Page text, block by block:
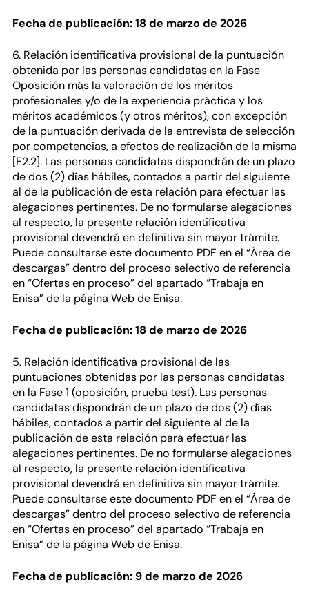
Fecha de publicación: 18 de marzo de 2026
6. Relación identificativa provisional de la puntuación
obtenida por las personas candidatas en la Fase
Oposición más la valoración de los méritos
profesionales y/o de la experiencia práctica y los
méritos académicos (y otros méritos), con excepción
de la puntuación derivada de la entrevista de selección
por competencias, a efectos de realización de la misma
[F2.2]. Las personas candidatas dispondrán de un plazo
de dos (2) días hábiles, contados a partir del siguiente
al de la publicación de esta relación para efectuar las
alegaciones pertinentes. De no formularse alegaciones
al respecto, la presente relación identificativa
provisional devendrá en definitiva sin mayor trámite.
Puede consultarse este documento PDF en el “Área de
descargas” dentro del proceso selectivo de referencia
en “Ofertas en proceso” del apartado “Trabaja en
Enisa” de la página Web de Enisa.
Fecha de publicación: 18 de marzo de 2026
5. Relación identificativa provisional de las
puntuaciones obtenidas por las personas candidatas
en la Fase 1 (oposición, prueba test). Las personas
candidatas dispondrán de un plazo de dos (2) días
hábiles, contados a partir del siguiente al de la
publicación de esta relación para efectuar las
alegaciones pertinentes. De no formularse alegaciones
al respecto, la presente relación identificativa
provisional devendrá en definitiva sin mayor trámite.
Puede consultarse este documento PDF en el “Área de
descargas” dentro del proceso selectivo de referencia
en “Ofertas en proceso” del apartado “Trabaja en
Enisa” de la página Web de Enisa.
Fecha de publicación: 9 de marzo de 2026